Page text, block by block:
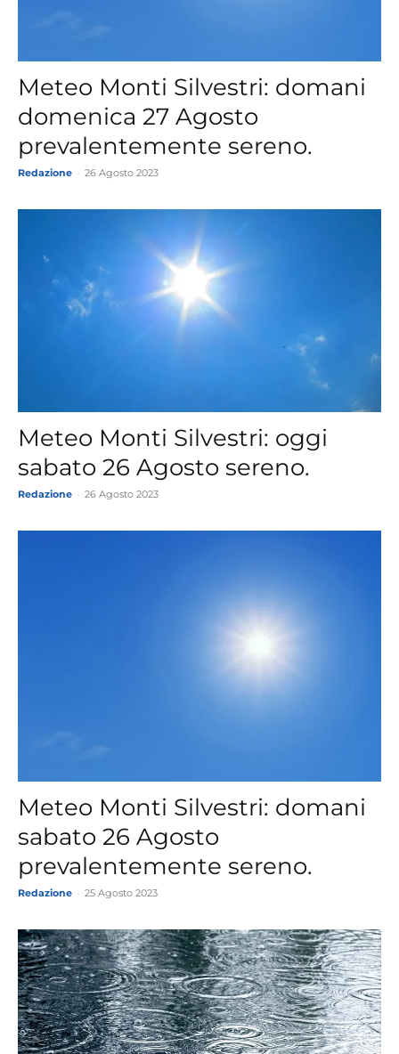
Meteo Monti Silvestri: domani
domenica 27 Agosto
prevalentemente sereno.
Redazione 26 Agosto 2023
Meteo Monti Silvestri: oggi
sabato 26 Agosto sereno.
Redazione 26 Agosto 2023
Meteo Monti Silvestri: domani
sabato 26 Agosto
prevalentemente sereno.
Redazione 25 Agosto 2023